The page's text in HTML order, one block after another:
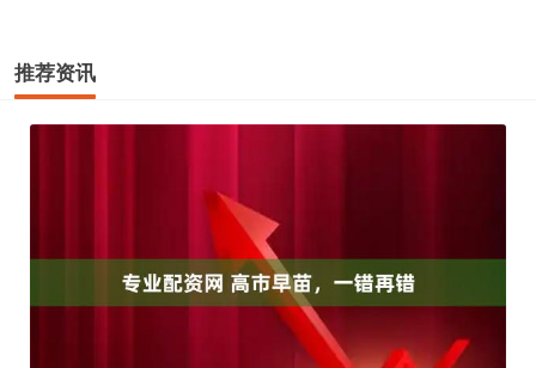
推荐资讯